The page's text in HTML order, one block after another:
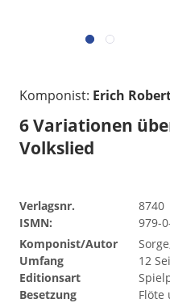
Komponist: Erich
6 Variationen
Volkslied
Verlagsnr.
8740
ISMN:
979-
Komponist/Autor
Umfang
12
Editionsart
Besetzung
Flöte